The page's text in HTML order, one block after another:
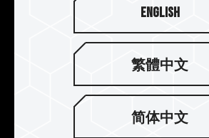
독점 호크아이 전투
NIGHT HAWK RGB의 독특한 독수
라디에이터 핀은 독수리 눈 주위에
빛나는 전투 토템 라인을 더해 날
매로 눈부시게 다채로운 빛을 발산
능가하는 눈부신 멀티 컬러 광채를
English
繁體中文
简体中文